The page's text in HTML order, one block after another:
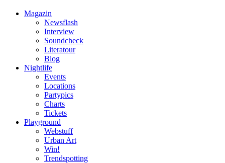
Magazin
Newsflash
Interview
Soundcheck
Literatour
Blog
Nightlife
Events
Locations
Partypics
Charts
Tickets
Playground
Webstuff
Urban Art
Win!
Trendspotting